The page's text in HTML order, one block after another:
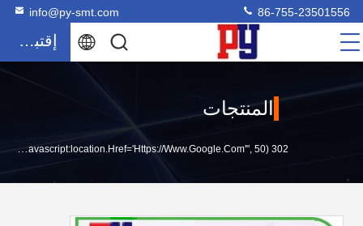
info@py-smt.com 86-755-23501556
إقتباس
المنتجات